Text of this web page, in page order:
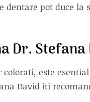
pot duce la
Dr. Stefana
este
David iti